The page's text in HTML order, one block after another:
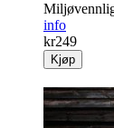
info
kr249
Kjøp